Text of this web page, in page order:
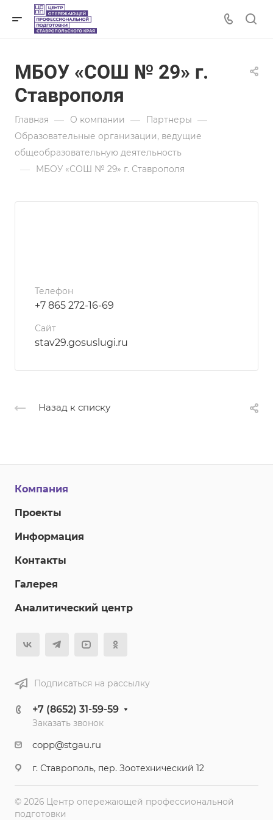
МБОУ «СОШ № 29» г.
Ставрополя
Главная — О компании — Партнеры —
Образовательные организации, ведущие
общеобразовательную деятельность
— МБОУ «СОШ № 29» г. Ставрополя
Телефон
+7 865 272-16-69
Сайт
stav29.gosuslugi.ru
Назад к списку
Компания
Проекты
Информация
Контакты
Галерея
Аналитический центр
Подписаться на рассылку
+7 (8652) 31-59-59
Заказать звонок
copp@stgau.ru
г. Ставрополь, пер. Зоотехнический 12
© 2026 Центр опережающей профессиональной
подготовки